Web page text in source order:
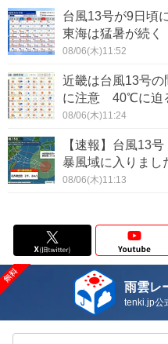
台風13号が9日頃
東海は猛暑が続
08/06(木)11:52
近畿は台風13号
に注意 40℃に迫
08/06(木)11:24
【速報】台風13
暴風域に入りまし
08/06(木)11:13
雨雲レ
tenki.jp公